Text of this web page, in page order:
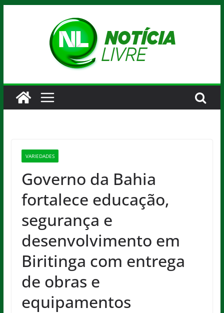
VARIEDADES
Governo da Bahia
fortalece educação,
segurança e
desenvolvimento em
Biritinga com entrega
de obras e
equipamentos